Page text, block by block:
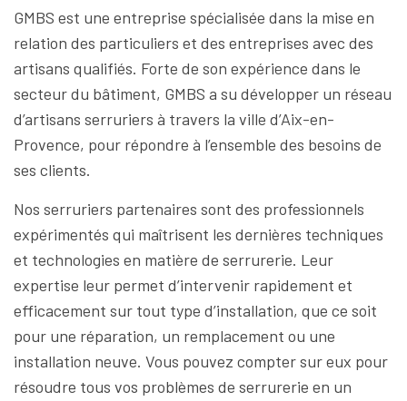
GMBS est une entreprise spécialisée dans la mise en
relation des particuliers et des entreprises avec des
artisans qualifiés. Forte de son expérience dans le
secteur du bâtiment, GMBS a su développer un réseau
d’artisans serruriers à travers la ville d’Aix-en-
Provence, pour répondre à l’ensemble des besoins de
ses clients.
Nos serruriers partenaires sont des professionnels
expérimentés qui maîtrisent les dernières techniques
et technologies en matière de serrurerie. Leur
expertise leur permet d’intervenir rapidement et
efficacement sur tout type d’installation, que ce soit
pour une réparation, un remplacement ou une
installation neuve. Vous pouvez compter sur eux pour
résoudre tous vos problèmes de serrurerie en un